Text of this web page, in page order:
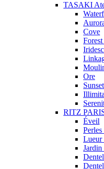
TASAKI
Cove
Ore
RITZ
Éveil
Lueur
Jardin